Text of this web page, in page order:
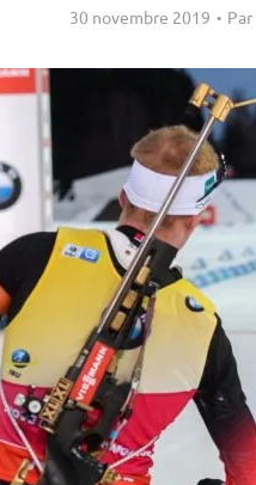
30 novembre 2019 Par